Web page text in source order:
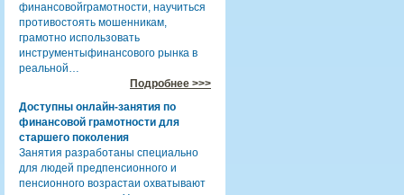
финансовойграмотности, научиться
противостоять мошенникам,
грамотно использовать
инструментыфинансового рынка в
реальной…
Подробнее >>>
Доступны онлайн-занятия по
финансовой грамотности для
старшего поколения
Занятия разработаны специально
для людей предпенсионного и
пенсионного возрастаи охватывают